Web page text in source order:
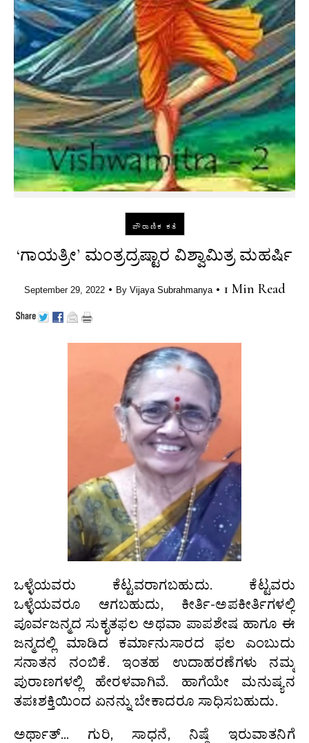
ಪೌರಾಣಿಕ ಕತೆ
‘ಗಾಯತ್ರೀ’ ಮಂತ್ರದ್ರಷ್ಟಾರ ವಿಶ್ವಾಮಿತ್ರ ಮಹರ್ಷಿ
September 29, 2022 • By Vijaya Subrahmanya • 1 Min Read
ಒಳ್ಳೆಯವರು ಕೆಟ್ಟವರಾಗಬಹುದು. ಕೆಟ್ಟವರು
ಒಳ್ಳೆಯವರೂ ಆಗಬಹುದು, ಕೀರ್ತಿ-ಅಪಕೀರ್ತಿಗಳಲ್ಲಿ
ಪೂರ್ವಜನ್ಮದ ಸುಕೃತಫಲ ಅಥವಾ ಪಾಪಶೇಷ ಹಾಗೂ ಈ
ಜನ್ಮದಲ್ಲಿ ಮಾಡಿದ ಕರ್ಮಾನುಸಾರದ ಫಲ ಎಂಬುದು
ಸನಾತನ ನಂಬಿಕೆ. ಇಂತಹ ಉದಾಹರಣೆಗಳು ನಮ್ಮ
ಪುರಾಣಗಳಲ್ಲಿ ಹೇರಳವಾಗಿವೆ. ಹಾಗೆಯೇ ಮನುಷ್ಯನ
ತಪಃಶಕ್ತಿಯಿಂದ ಏನನ್ನು ಬೇಕಾದರೂ ಸಾಧಿಸಬಹುದು.
ಅರ್ಥಾತ್… ಗುರಿ, ಸಾಧನೆ, ನಿಷ್ಠೆ ಇರುವಾತನಿಗೆ